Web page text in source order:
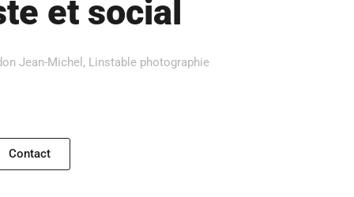
et social
Jean-Michel, Linstable photographie
Contact